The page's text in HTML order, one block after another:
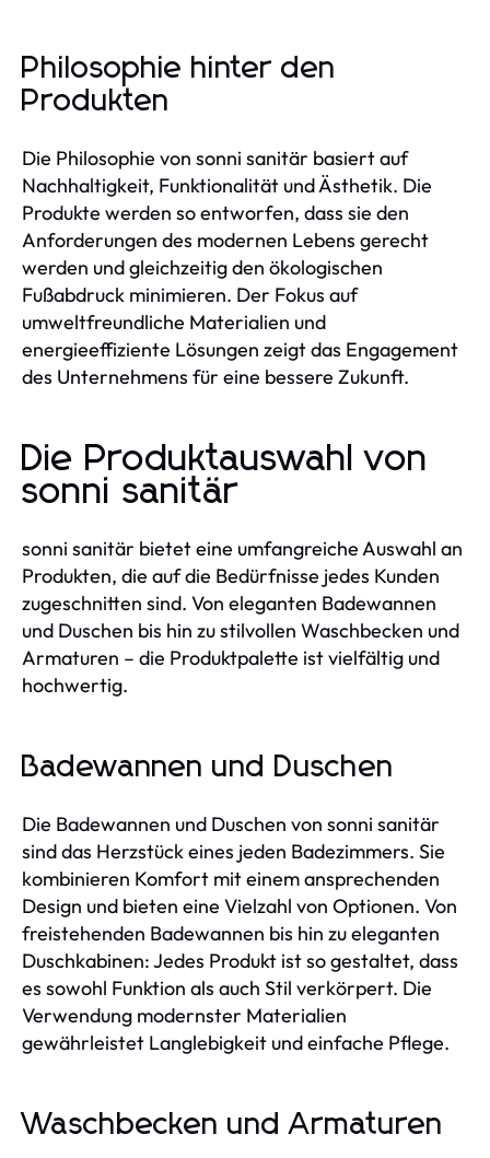
Philosophie hinter den
Produkten
Die Philosophie von sonni sanitär basiert auf
Nachhaltigkeit, Funktionalität und Ästhetik. Die
Produkte werden so entworfen, dass sie den
Anforderungen des modernen Lebens gerecht
werden und gleichzeitig den ökologischen
Fußabdruck minimieren. Der Fokus auf
umweltfreundliche Materialien und
energieeffiziente Lösungen zeigt das Engagement
des Unternehmens für eine bessere Zukunft.
Die Produktauswahl von
sonni sanitär
sonni sanitär bietet eine umfangreiche Auswahl an
Produkten, die auf die Bedürfnisse jedes Kunden
zugeschnitten sind. Von eleganten Badewannen
und Duschen bis hin zu stilvollen Waschbecken und
Armaturen – die Produktpalette ist vielfältig und
hochwertig.
Badewannen und Duschen
Die Badewannen und Duschen von sonni sanitär
sind das Herzstück eines jeden Badezimmers. Sie
kombinieren Komfort mit einem ansprechenden
Design und bieten eine Vielzahl von Optionen. Von
freistehenden Badewannen bis hin zu eleganten
Duschkabinen: Jedes Produkt ist so gestaltet, dass
es sowohl Funktion als auch Stil verkörpert. Die
Verwendung modernster Materialien
gewährleistet Langlebigkeit und einfache Pflege.
Waschbecken und Armaturen